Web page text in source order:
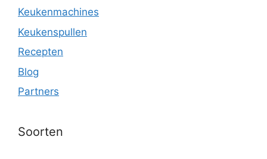
Keukenmachines
Keukenspullen
Recepten
Blog
Partners
Soorten